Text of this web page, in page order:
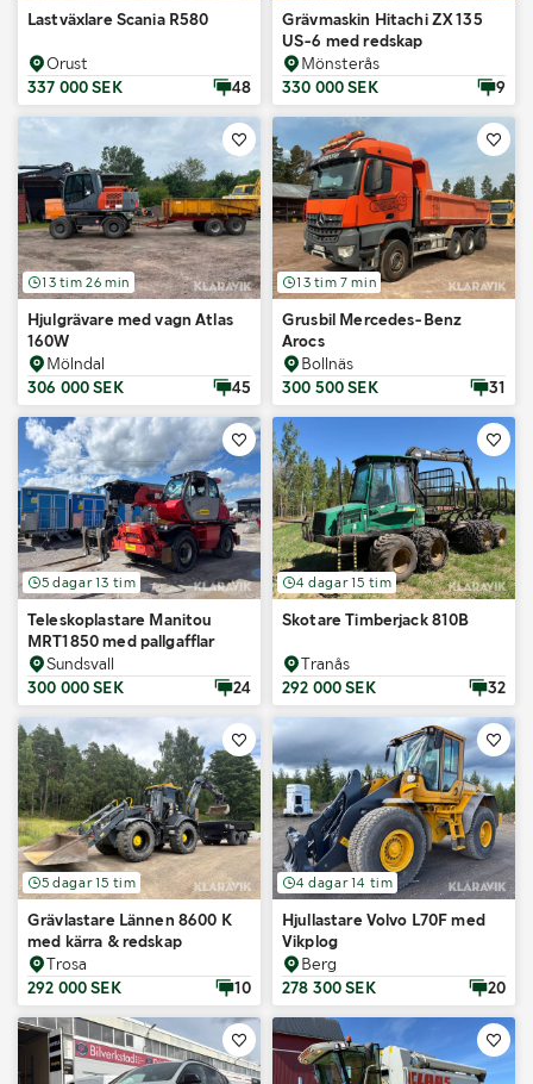
Lastväxlare Scania R580
Orust
337 000 SEK
48
Grävmaskin Hitachi ZX 135
US-6 med redskap
Mönsterås
330 000 SEK
9
13 tim 26 min
Hjulgrävare med vagn Atlas
160W
Mölndal
306 000 SEK
45
13 tim 7 min
Grusbil Mercedes-Benz
Arocs
Bollnäs
300 500 SEK
31
5 dagar 13 tim
Teleskoplastare Manitou
MRT1850 med pallgafflar
Sundsvall
300 000 SEK
24
4 dagar 15 tim
Skotare Timberjack 810B
Tranås
292 000 SEK
32
5 dagar 15 tim
Grävlastare Lännen 8600 K
med kärra & redskap
Trosa
292 000 SEK
10
4 dagar 14 tim
Hjullastare Volvo L70F med
Vikplog
Berg
278 300 SEK
20